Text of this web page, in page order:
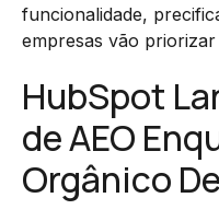
funcionalidade,
empresas vão
HubSpot
de AEO
Orgânico